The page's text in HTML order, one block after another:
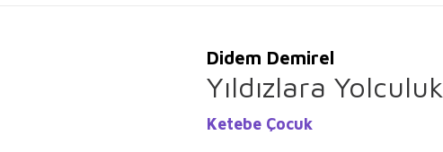
Didem Demirel
Yıldızlara Yolculuk
Ketebe Çocuk